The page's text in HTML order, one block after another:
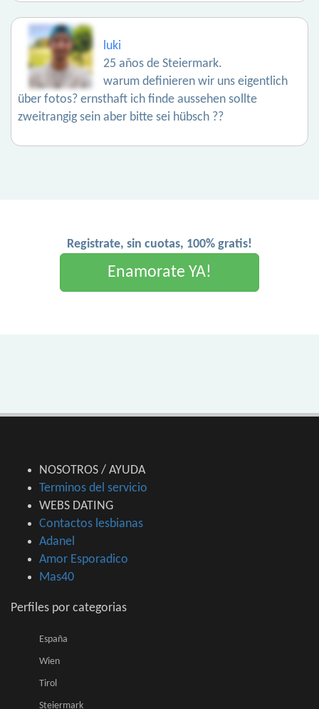
luki
25 años de Steiermark.
warum definieren wir uns eigentlich
über fotos? ernsthaft ich finde aussehen sollte
zweitrangig sein aber bitte sei hübsch ??
Registrate, sin cuotas, 100% gratis!
Enamorate YA!
NOSOTROS / AYUDA
Terminos del servicio
WEBS DATING
Contactos lesbianas
Adanel
Amor Esporadico
Mas40
Perfiles por categorias
España
Wien
Tirol
Steiermark